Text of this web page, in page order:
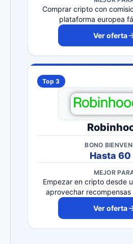
Comprar cripto con
plataforma europea
Ver oferta
Top 3
BONO
Hasta 60
MEJOR
Empezar en cripto desde
aprovechar
Ver oferta